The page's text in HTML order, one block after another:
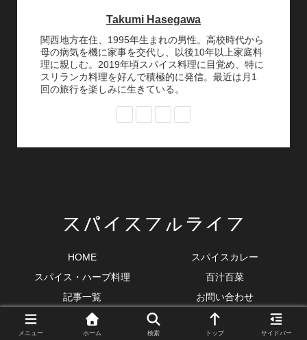
Takumi Hasegawa
関西地方在住、1995年生まれの男性。高校時代から
母の病気を機に家事を交代し、以後10年以上家庭料
理に親しむ。2019年頃スパイス料理に目覚め、特に
スリランカ料理を好んで積極的に発信。最近は月1
回の旅行を楽しみに生きている。
HOME
スパイスカレー
スパイス・ハーブ料理
百汁百菜
記事一覧
お問い合わせ
© 2021 スパイスフルライフ.
メニュー ホーム 検索 トップ サイドバー